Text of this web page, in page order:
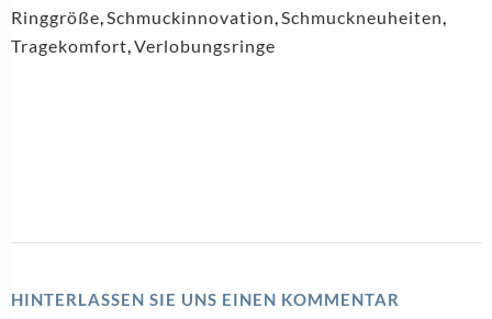
Ringgröße Schmuckinnovation Schmuckneuheiten
Tragekomfort Verlobungsringe
HINTERLASSEN SIE UNS EINEN KOMMENTAR